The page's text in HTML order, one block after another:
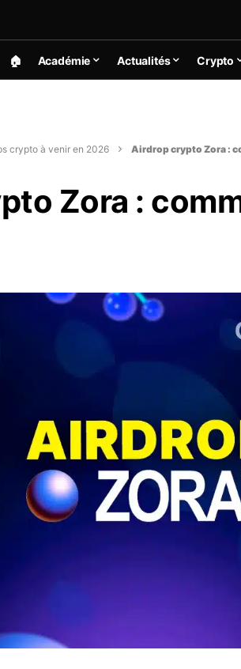
🏠︎ Académie Actualités Crypto
crypto à venir en 2026 Airdrop crypto Zora :
Zora :